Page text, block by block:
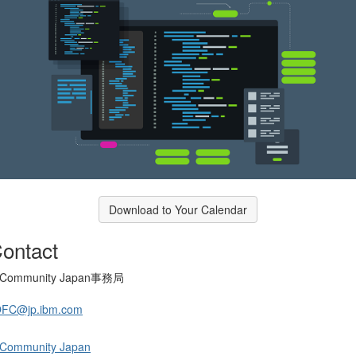
Download to Your Calendar
Japan事務局
Japan